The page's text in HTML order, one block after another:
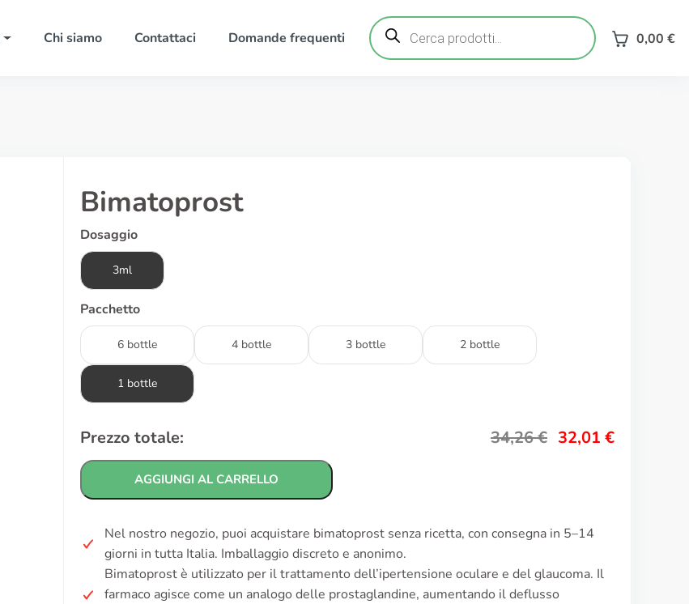
Chi siamo Contattaci Domande frequenti
Ricerca
prodotti 0,00 €
Bimatoprost
Dosaggio
3ml
Pacchetto
6 bottle 4 bottle 3 bottle 2 bottle
1 bottle
Prezzo totale: 34,26€ 32,01 €
AGGIUNGI AL CARRELLO
Nel nostro negozio, puoi acquistare bimatoprost senza ricetta, con consegna in 5–14
giorni in tutta Italia. Imballaggio discreto e anonimo.
Bimatoprost è utilizzato per il trattamento dell’ipertensione oculare e del glaucoma. Il
farmaco agisce come un analogo delle prostaglandine, aumentando il deflusso